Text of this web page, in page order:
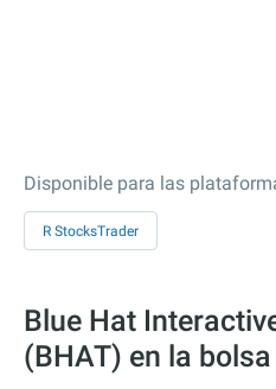
Disponible para las
R StocksTrader
Blue Hat
(BHAT) en la bolsa